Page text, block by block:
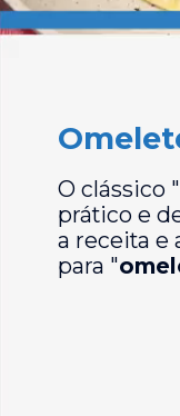
O clássico "
prático e
a receita e
para "